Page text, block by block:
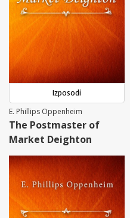
Izposodi
E. Phillips Oppenheim
The Postmaster of
Market Deighton